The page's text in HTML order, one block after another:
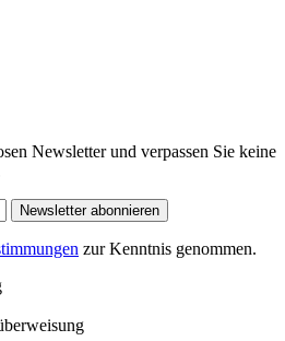
Newsletter und verpassen Sie keine
Newsletter abonnieren
zur Kenntnis genommen.